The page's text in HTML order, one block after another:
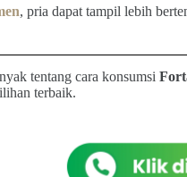
, pria dapat tampil lebih
tentang cara konsumsi
terbaik.